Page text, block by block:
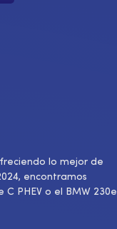
lo mejor de
encontramos
PHEV o el BMW 230e